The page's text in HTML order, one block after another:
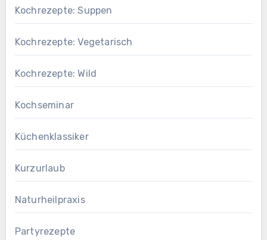
Kochrezepte: Suppen
Kochrezepte: Vegetarisch
Kochrezepte: Wild
Kochseminar
Küchenklassiker
Kurzurlaub
Naturheilpraxis
Partyrezepte